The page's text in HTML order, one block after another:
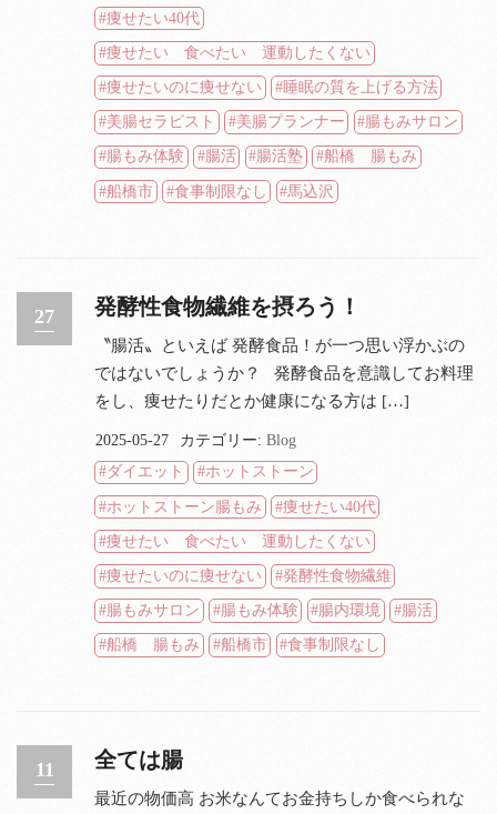
痩せたい40代
痩せたい 食べたい 運動したくない
痩せたいのに痩せない 睡眠の質を上げる方法
美腸セラピスト 美腸プランナー 腸もみサロン
腸もみ体験 腸活 腸活塾 船橋 腸もみ
船橋市 食事制限なし 馬込沢
27 発酵性食物繊維を摂ろう！
〝腸活〟といえば 発酵食品！が一つ思い浮かぶの
ではないでしょうか？ 発酵食品を意識してお料理
をし、痩せたりだとか健康になる方は […]
2025-05-27 カテゴリー:Blog
ダイエット
ホットストーン
ホットストーン腸もみ 痩せたい40代
痩せたい 食べたい 運動したくない
痩せたいのに痩せない 発酵性食物繊維
腸もみサロン 腸もみ体験 腸内環境 腸活
船橋 腸もみ 船橋市 食事制限なし
11 全ては腸
最近の物価高 お米なんてお金持ちしか食べられな